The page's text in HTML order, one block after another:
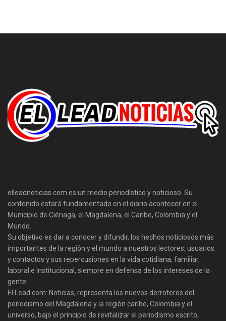
elleadnoticias.com es un medio periodístico y noticioso. Su
contenido estará fundamentado en el diario acontecer en el
Municipio de Ciénaga, el Magdalena, el Caribe, Colombia y el
Mundo.
Su objetivo es dar a conocer y difundir, los hechos noticiosos más
importantes de la región y el mundo a nuestros lectores, usuarios
y contactos y sus repercusiones en la vida cotidiana, familiar,
laboral e Institucional, siempre en defensa de los intereses de la
gente.
El Lead.com: Noticias, representa los nuevos derroteros del
periodismo del Magdalena y la región caribe, Colombia y el
universo, bajo el principio de revitalizar el periodismo escrito,